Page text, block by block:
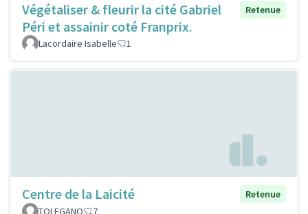
Végétaliser & fleurir la cité Gabriel
Péri et assainir coté Franprix.
Retenue
Lacordaire Isabelle 1
Centre de la Laicité
Retenue
TOLEGANO
7